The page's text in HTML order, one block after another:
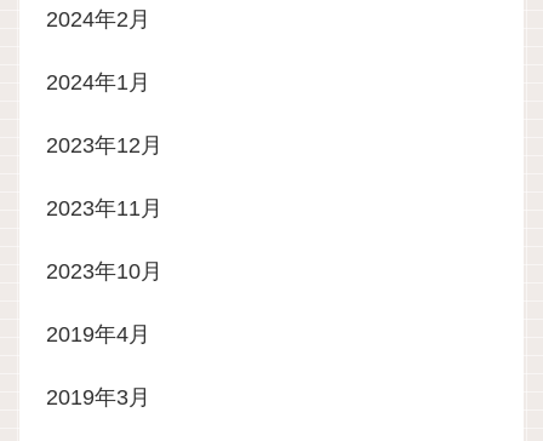
2024年2月
2024年1月
2023年12月
2023年11月
2023年10月
2019年4月
2019年3月